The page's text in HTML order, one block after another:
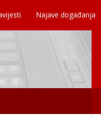
Najave događanja